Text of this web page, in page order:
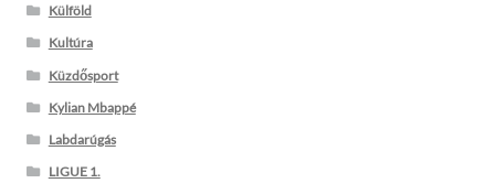
Külföld
Kultúra
Küzdősport
Kylian Mbappé
Labdarúgás
LIGUE 1.